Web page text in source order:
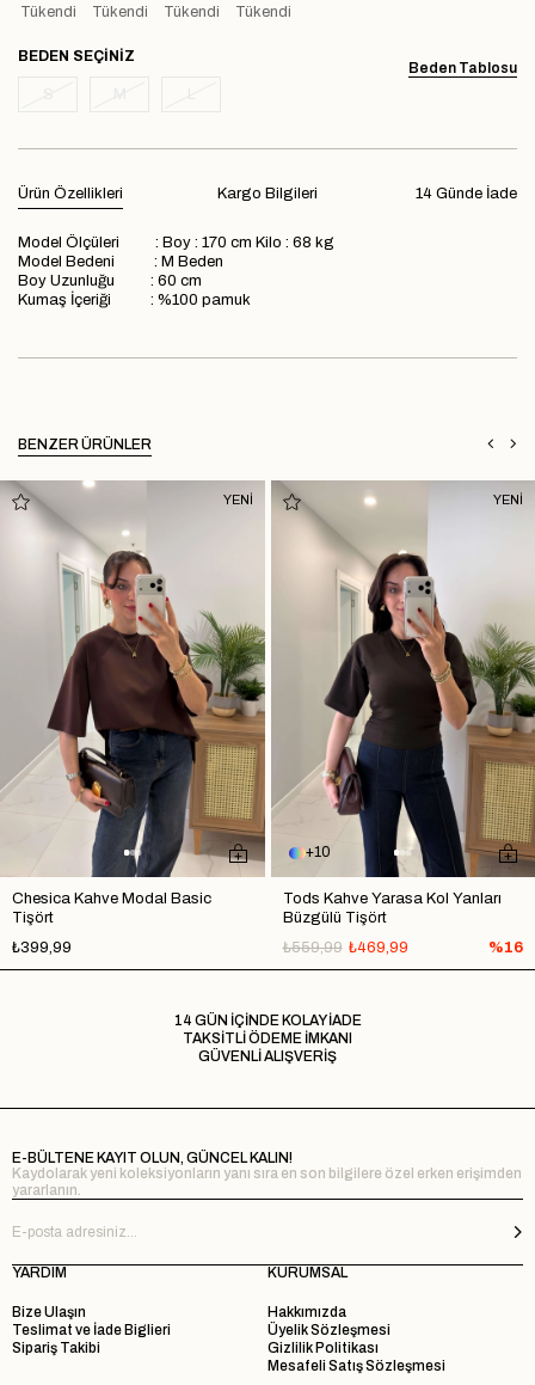
Tükendi
Tükendi Tükendi Tükendi
Beden Tablosu
BEDEN
Ürün Özellikleri 14 Günde İade
Kargo Bilgileri
Model Ölçüleri : Boy : 170 cm Kilo : 68 kg
Model Bedeni : M Beden
Boy Uzunluğu : 60 cm
Kumaş İçeriği : %100 pamuk
BENZER ÜRÜNLER
Chesica Kahve Modal Basic
Tişört
₺399,99
YENİ
10
Tods Kahve Yarasa Kol Yanları
Büzgülü Tişört
₺469,99
₺559,99 %16
YENİ
14 GÜN İÇİNDE KOLAY İADE
TAKSİTLİ ÖDEME İMKANI
GÜVENLİ ALIŞVERİŞ
E-BÜLTENE KAYIT OLUN, GÜNCEL KALIN!
Kaydolarak yeni koleksiyonların yanı sıra en son bilgilere özel erken erişimden
yararlanın.
YARDIM
Bize Ulaşın
Teslimat ve İade Biglieri
Sipariş Takibi
KURUMSAL
Hakkımızda
Üyelik Sözleşmesi
Gizlilik Politikası
Mesafeli Satış Sözleşmesi